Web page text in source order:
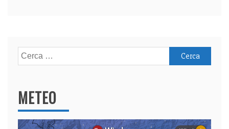
Ricerca
per:
METEO